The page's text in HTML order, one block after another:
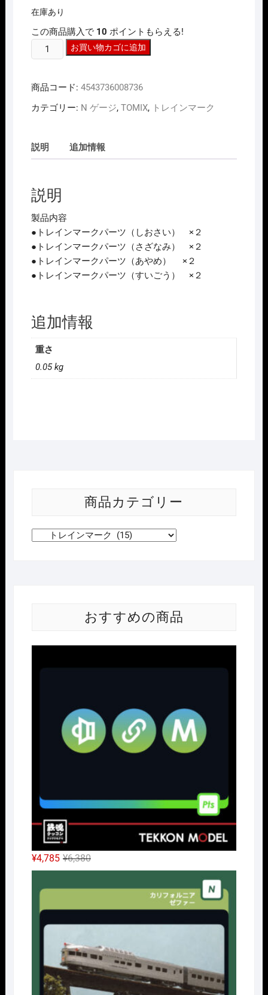
在庫あり
この商品購入で 10 ポイントもらえる!
ｹﾞ
ｼﾞ
TOMIX
ﾚ
ｲ
ﾏ
ｰ
ｸ
(183-
0
系
用･
ｽ
A)
個
お買い物カゴに追加
商品コード: 4543736008736
カテゴリー: N ゲージ, TOMIX, トレインマーク
説明 追加情報
説明
製品内容
●トレインマークパーツ（しおさい） ×２
●トレインマークパーツ（さざなみ） ×２
●トレインマークパーツ（あやめ） ×２
●トレインマークパーツ（すいごう） ×２
追加情報
重さ
0.05 kg
商品カテゴリー
おすすめの商品
¥6,380元
の
価
で
し
た。
¥4,785
現
在
の
¥4,785
で
す。